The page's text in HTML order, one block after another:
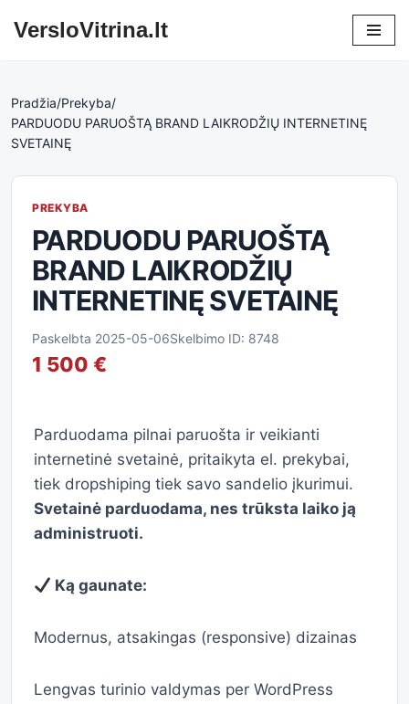
VersloVitrina.lt
Pradžia/Prekyba/
PARDUODU PARUOŠTĄ BRAND LAIKRODŽIŲ INTERNETINĘ
SVETAINĘ
PREKYBA
PARDUODU PARUOŠTĄ
BRAND LAIKRODŽIŲ
INTERNETINĘ SVETAINĘ
Paskelbta 2025-05-06Skelbimo ID: 8748
1 500 €
Parduodama pilnai paruošta ir veikianti
internetinė svetainė, pritaikyta el. prekybai,
tiek dropshiping tiek savo sandelio įkurimui.
Svetainė parduodama, nes trūksta laiko ją
administruoti.
Ką gaunate:
Modernus, atsakingas (responsive) dizainas
Lengvas turinio valdymas per WordPress